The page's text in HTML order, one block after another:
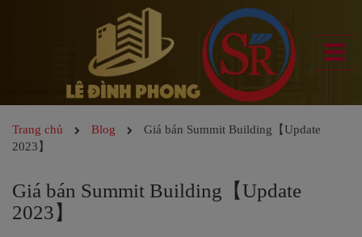
Trang chủ Blog
Giá bán Summit Building【Update
2023】
Giá bán Summit Building【Update
2023】